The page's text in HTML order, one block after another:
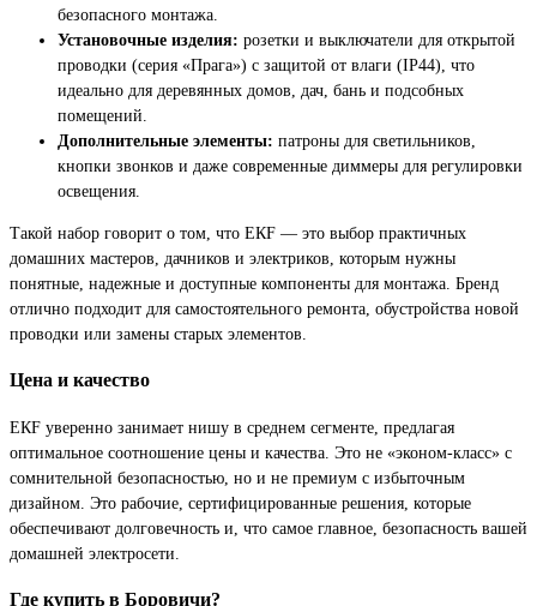
безопасного монтажа.
Установочные изделия: розетки и выключатели для открытой
проводки (серия «Прага») с защитой от влаги (IP44), что
идеально для деревянных домов, дач, бань и подсобных
помещений.
Дополнительные элементы: патроны для светильников,
кнопки звонков и даже современные диммеры для регулировки
освещения.
Такой набор говорит о том, что ЕКF — это выбор практичных
домашних мастеров, дачников и электриков, которым нужны
понятные, надежные и доступные компоненты для монтажа. Бренд
отлично подходит для самостоятельного ремонта, обустройства новой
проводки или замены старых элементов.
Цена и качество
ЕКF уверенно занимает нишу в среднем сегменте, предлагая
оптимальное соотношение цены и качества. Это не «эконом-класс» с
сомнительной безопасностью, но и не премиум с избыточным
дизайном. Это рабочие, сертифицированные решения, которые
обеспечивают долговечность и, что самое главное, безопасность вашей
домашней электросети.
Где купить в Боровичи?